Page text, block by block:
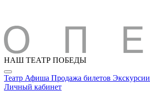
НАШ ТЕАТР ПОБЕДЫ
Театр Афиша Продажа билетов Экскурсии
Личный кабинет